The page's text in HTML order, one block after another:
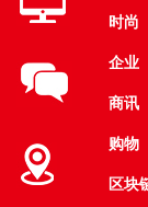
时尚
企业
商讯
购物
区块